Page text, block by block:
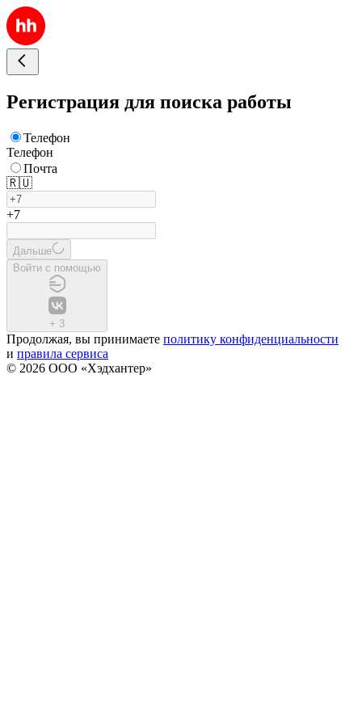
Регистрация для поиска работы
Телефон
Телефон
Почта
🇷🇺
+7
Дальше
Войти с помощью
+ 3
Продолжая, вы принимаете политику конфиденциальности
и правила сервиса
© 2026 ООО «Хэдхантер»